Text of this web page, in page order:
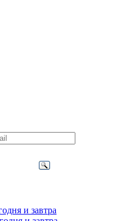
и завтра